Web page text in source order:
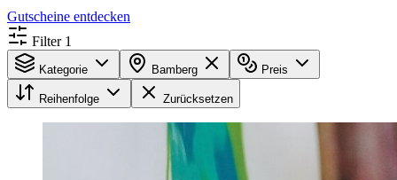
Gutscheine entdecken
Filter 1
Kategorie Bamberg Preis
Reihenfolge Zurücksetzen